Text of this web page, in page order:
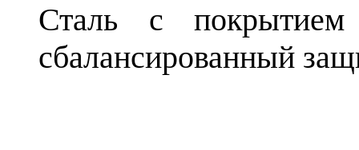
Сталь с
сбалансированный